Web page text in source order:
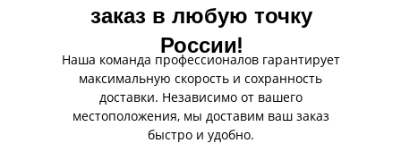
заказ в любую точку
России!
Наша команда профессионалов гарантирует
максимальную скорость и сохранность
доставки. Независимо от вашего
местоположения, мы доставим ваш заказ
быстро и удобно.